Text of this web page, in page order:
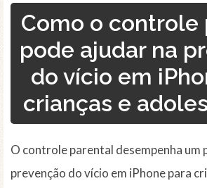
Como o controle
pode ajudar na
do vício em
crianças e
O controle parental desempenha um
prevenção do vício em iPhone para